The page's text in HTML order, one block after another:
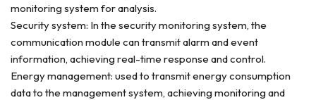
monitoring system for analysis.
Security system: In the security monitoring system, the
communication module can transmit alarm and event
information, achieving real-time response and control.
Energy management: used to transmit energy consumption
data to the management system, achieving monitoring and